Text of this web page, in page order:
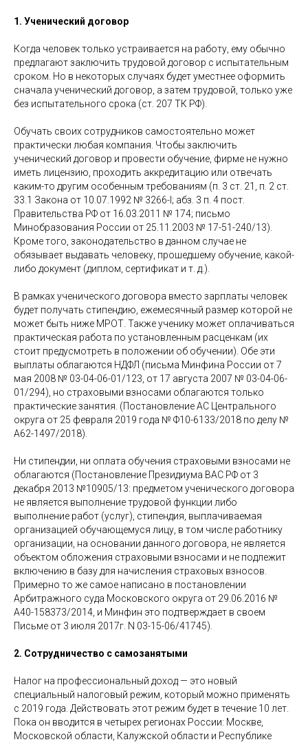
1. Ученический договор
Когда человек только устраивается на работу, ему обычно
предлагают заключить трудовой договор с испытательным
сроком. Но в некоторых случаях будет уместнее оформить
сначала ученический договор, а затем трудовой, только уже
без испытательного срока (ст. 207 ТК РФ).
Обучать своих сотрудников самостоятельно может
практически любая компания. Чтобы заключить
ученический договор и провести обучение, фирме не нужно
иметь лицензию, проходить аккредитацию или отвечать
каким-то другим особенным требованиям (п. 3 ст. 21, п. 2 ст.
33.1 Закона от 10.07.1992 № 3266-I; абз. 3 п. 4 пост.
Правительства РФ от 16.03.2011 № 174; письмо
Минобразования России от 25.11.2003 № 17-51-240/13).
Кроме того, законодательство в данном случае не
обязывает выдавать человеку, прошедшему обучение, какой-
либо документ (диплом, сертификат и т. д.).
В рамках ученического договора вместо зарплаты человек
будет получать стипендию, ежемесячный размер которой не
может быть ниже МРОТ. Также ученику может оплачиваться
практическая работа по установленным расценкам (их
стоит предусмотреть в положении об обучении). Обе эти
выплаты облагаются НДФЛ (письма Минфина России от 7
мая 2008 № 03-04-06-01/123, от 17 августа 2007 № 03-04-06-
01/294), но страховыми взносами облагаются только
практические занятия. (Постановление АС Центрального
округа от 25 февраля 2019 года № Ф10-6133/2018 по делу №
А62-1497/2018).
Ни стипендии, ни оплата обучения страховыми взносами не
облагаются (Постановление Президиума ВАС РФ от 3
декабря 2013 №10905/13: предметом ученического договора
не является выполнение трудовой функции либо
выполнение работ (услуг), стипендия, выплачиваемая
организацией обучающемуся лицу, в том числе работнику
организации, на основании данного договора, не является
объектом обложения страховыми взносами и не подлежит
включению в базу для начисления страховых взносов.
Примерно то же самое написано в постановлении
Арбитражного суда Московского округа от 29.06.2016 №
А40-158373/2014, и Минфин это подтверждает в своем
Письме от 3 июля 2017г. N 03-15-06/41745).
2. Сотрудничество с самозанятыми
Налог на профессиональный доход — это новый
специальный налоговый режим, который можно применять
с 2019 года. Действовать этот режим будет в течение 10 лет.
Пока он вводится в четырех регионах России: Москве,
Московской области, Калужской области и Республике